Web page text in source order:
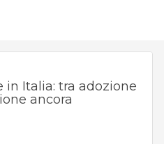
Italia: tra adozione
ancora